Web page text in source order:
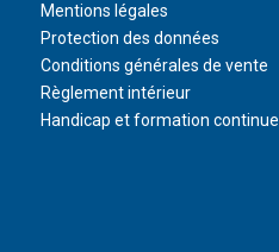
Mentions légales
Protection des données
Conditions générales de vente
Règlement intérieur
Handicap et formation continue